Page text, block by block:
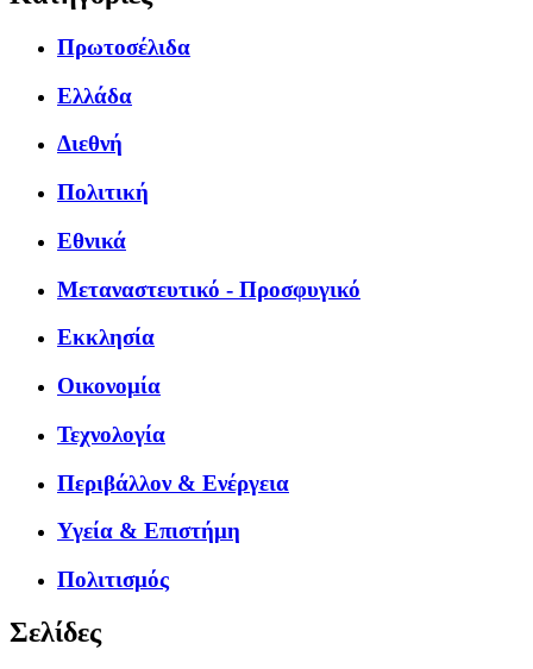
Πρωτοσέλιδα
Ελλάδα
Διεθνή
Πολιτική
Εθνικά
Μεταναστευτικό - Προσφυγικό
Εκκλησία
Οικονομία
Τεχνολογία
Περιβάλλον & Ενέργεια
Υγεία & Επιστήμη
Πολιτισμός
Σελίδες